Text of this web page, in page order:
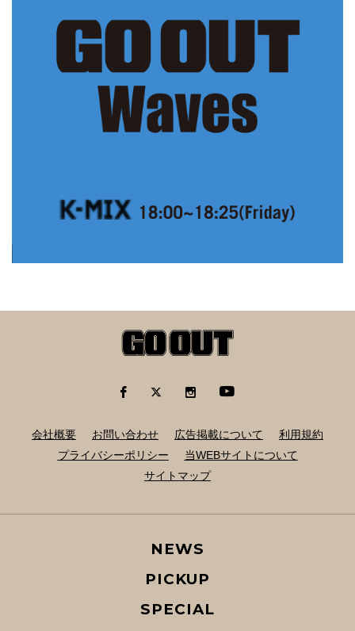
会社概要 お問い合わせ 広告掲載について
利用規約
プライバシーポリシー
当WEBサイトについて
サイトマップ
NEWS
PICKUP
SPECIAL